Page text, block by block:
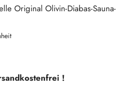
Original Olivin-Diabas-Sauna-
!